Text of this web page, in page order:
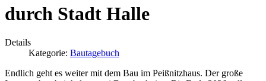
durch Stadt Halle
Details
Kategorie: Bautagebuch
Endlich geht es weiter mit dem Bau im Peißnitzhaus. Der große